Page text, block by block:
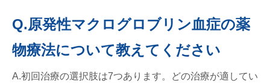
Q.原発性マクログロブリン血症の薬
物療法について教えてください
A.初回治療の選択肢は7つあります。どの治療が適してい